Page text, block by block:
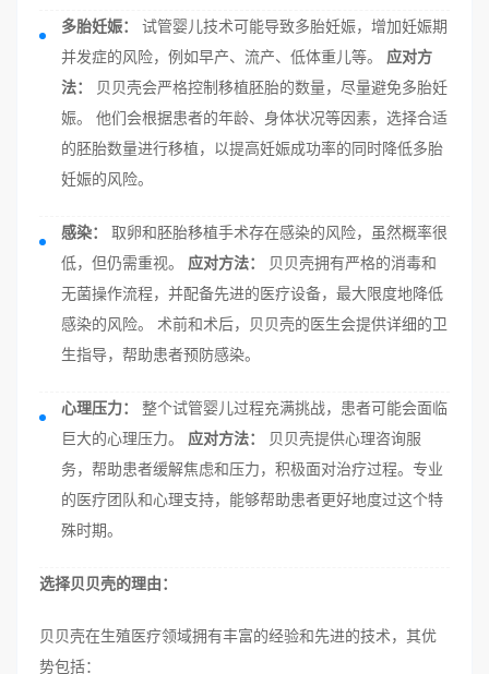
多胎妊娠：
试管婴儿技术可能导致多胎妊娠，增加妊娠期
并发症的风险，例如早产、流产、低体重儿等。 应对方
法：
贝贝壳会严格控制移植胚胎的数量，尽量避免多胎妊
娠。 他们会根据患者的年龄、身体状况等因素，选择合适
的胚胎数量进行移植，以提高妊娠成功率的同时降低多胎
妊娠的风险。
感染：
取卵和胚胎移植手术存在感染的风险，虽然概率很
低，但仍需重视。 应对方法：
贝贝壳拥有严格的消毒和
无菌操作流程，并配备先进的医疗设备，最大限度地降低
感染的风险。 术前和术后，贝贝壳的医生会提供详细的卫
生指导，帮助患者预防感染。
心理压力：
整个试管婴儿过程充满挑战，患者可能会面临
巨大的心理压力。 应对方法：
贝贝壳提供心理咨询服
务，帮助患者缓解焦虑和压力，积极面对治疗过程。专业
的医疗团队和心理支持，能够帮助患者更好地度过这个特
殊时期。
选择贝贝壳的理由：
贝贝壳在生殖医疗领域拥有丰富的经验和先进的技术，其优
势包括：